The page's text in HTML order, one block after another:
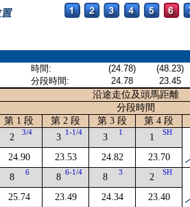
時間: (24.78) (48.23)
分段時間:
24.78 23.45
沿途走位及頭馬距離
分段時間
第 1 段
第 2 段 第 3 段 第 4 段
2 3/4
24.90
3 1-1/4
23.53
3 1
24.82
1 SH
23.70
8 6
25.74
8 6-1/4
23.49
8 3
24.34
2 SH
23.40